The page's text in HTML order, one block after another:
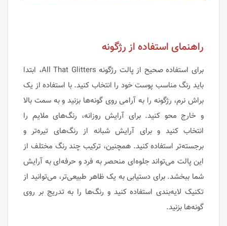
راهنمای استفاده از رژگونه
برای استفاده صحیح از پالت رژگونه All That Glitters، ابتدا
باید رنگ مناسب پوست خود را انتخاب کنید. با استفاده از یک
براش نرم، رژگونه را به آرامی روی گونه‌ها بزنید و به سمت بالا
و خارج محو کنید. برای آرایش روزانه، رنگ‌های ملایم را
انتخاب کنید و برای آرایش شبانه از رنگ‌های تیره‌تر و
برجسته‌تر استفاده کنید. همچنین، ترکیب چند رنگ مختلف از
این پالت می‌تواند جلوه‌ای منحصر به فرد و حرفه‌ای به آرایش
شما ببخشد. برای دستیابی به یک ظاهر طبیعی‌تر، می‌توانید از
تکنیک لایه‌بندی استفاده کنید و رنگ‌ها را به تدریج بر روی
گونه‌ها بزنید.